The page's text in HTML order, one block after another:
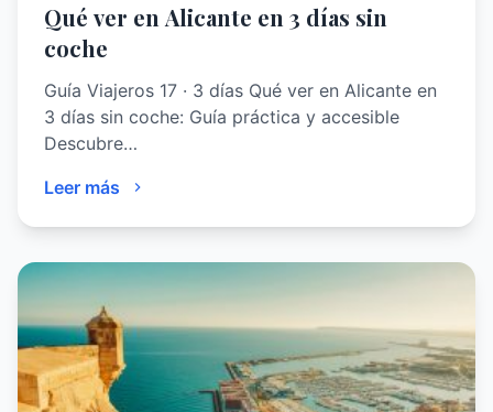
Qué ver en Alicante en 3 días sin
coche
Guía Viajeros 17 · 3 días Qué ver en Alicante en
3 días sin coche: Guía práctica y accesible
Descubre…
Leer más